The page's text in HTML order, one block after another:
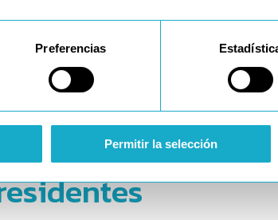
Preferencias
Permitir la selección
Buena opción si tienes capacidad
años fijos, luego tipo variable.